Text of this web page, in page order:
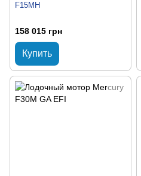
F15MH
158 015 грн
Купить